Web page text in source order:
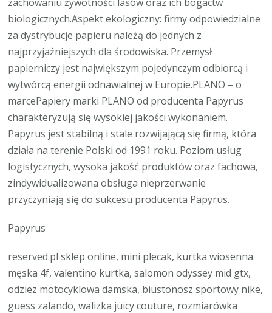
biologicznych.Aspekt ekologiczny: firmy odpowiedzialne
za dystrybucje papieru należą do jednych z
najprzyjaźniejszych dla środowiska. Przemysł
papierniczy jest największym pojedynczym odbiorcą i
wytwórcą energii odnawialnej w Europie.PLANO – o
marcePapiery marki PLANO od producenta Papyrus
charakteryzują się wysokiej jakości wykonaniem.
Papyrus jest stabilną i stale rozwijającą się firmą, która
działa na terenie Polski od 1991 roku. Poziom usług
logistycznych, wysoka jakość produktów oraz fachowa,
zindywidualizowana obsługa nieprzerwanie
przyczyniają się do sukcesu producenta Papyrus.
Papyrus
reserved.pl sklep online, mini plecak, kurtka wiosenna
męska 4f, valentino kurtka, salomon odyssey mid gtx,
odziez motocyklowa damska, biustonosz sportowy nike,
guess zalando, walizka juicy couture, rozmiarówka